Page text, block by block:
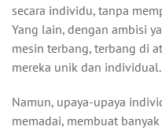
secara individu, tanpa
Yang lain, dengan ambisi
mesin terbang, terbang di
mereka unik dan individual.
Namun, upaya-upaya
memadai, membuat